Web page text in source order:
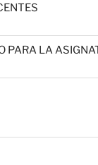
PARA LA